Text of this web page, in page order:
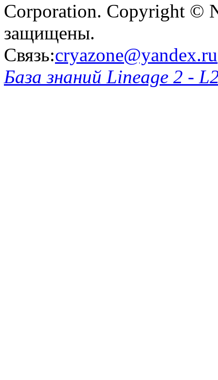
Corporation. Copyright ©
защищены.
Связь:cryazone@yandex.ru
База знаний Lineage 2 -